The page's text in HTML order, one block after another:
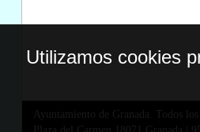
Ayuntamiento de Granada. Todos los
Utilizamos cookies